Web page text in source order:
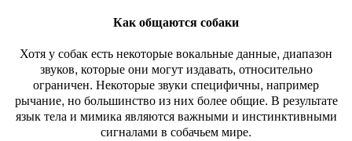
Как общаются собаки
Хотя у собак есть некоторые вокальные данные, диапазон
звуков, которые они могут издавать, относительно
ограничен. Некоторые звуки специфичны, например
рычание, но большинство из них более общие. В результате
язык тела и мимика являются важными и инстинктивными
сигналами в собачьем мире.